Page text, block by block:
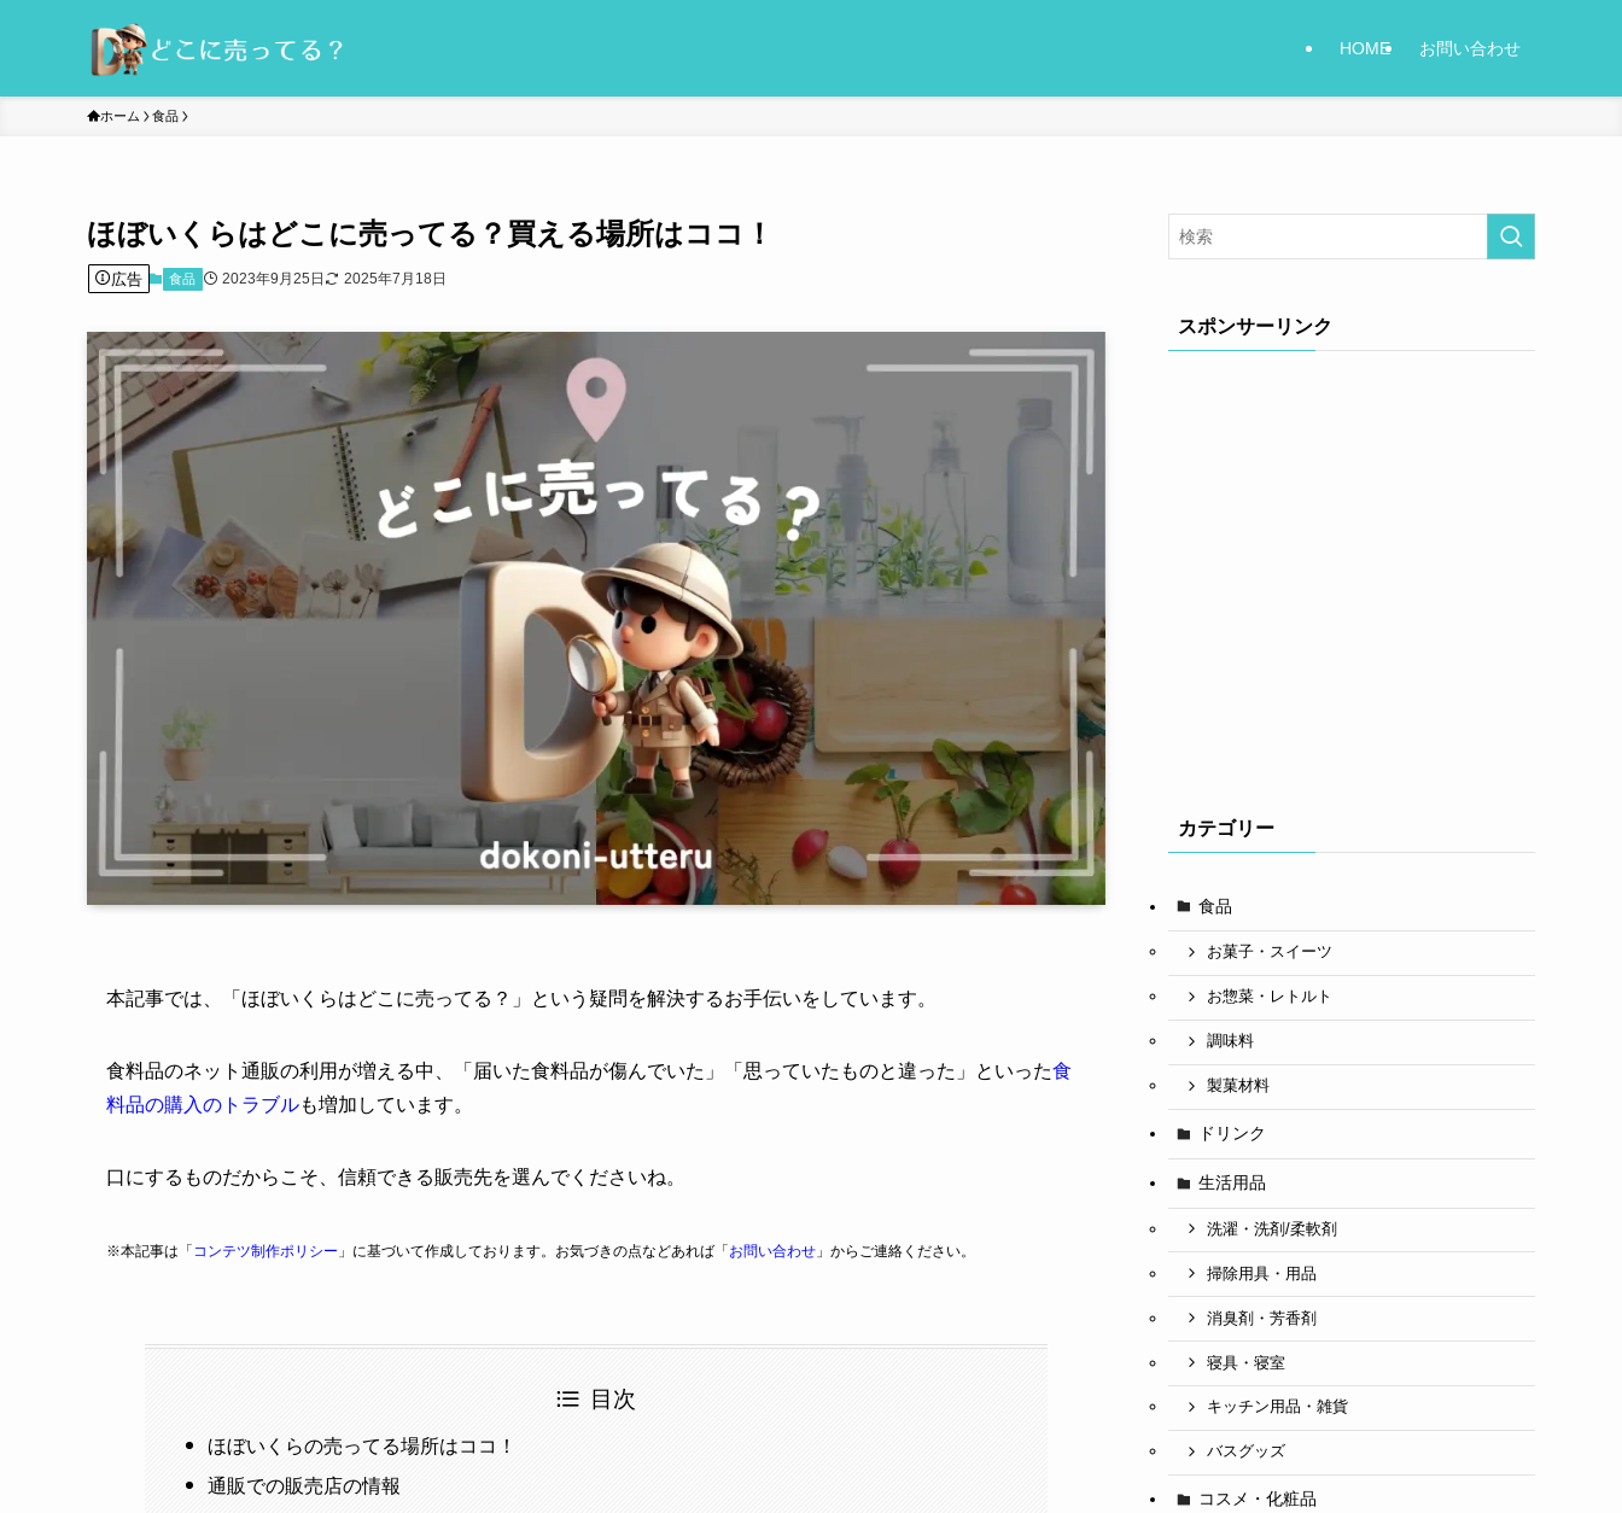
HOME お問い合わせ
ホーム 食品
ほぼいくらはどこに売ってる？買える場所はココ！
広告 食品 2023年9月25日 2025年7月18日
本記事では、「ほぼいくらはどこに売ってる？」という疑問を解決するお手伝いをしています。
食料品のネット通販の利用が増える中、「届いた食料品が傷んでいた」「思っていたものと違った」といった食
料品の購入のトラブルも増加しています。
口にするものだからこそ、信頼できる販売先を選んでくださいね。
※本記事は「 コンテツ制作ポリシー 」に基づいて作成しております。お気づきの点などあれば「 お問い合わせ 」からご連絡ください。
目次
ほぼいくらの売ってる場所はココ！
通販での販売店の情報
スポンサーリンク
カテゴリー
食品
お菓子・スイーツ
お惣菜・レトルト
調味料
製菓材料
ドリンク
生活用品
洗濯・洗剤/柔軟剤
掃除用具・用品
消臭剤・芳香剤
寝具・寝室
キッチン用品・雑貨
バスグッズ
コスメ・化粧品